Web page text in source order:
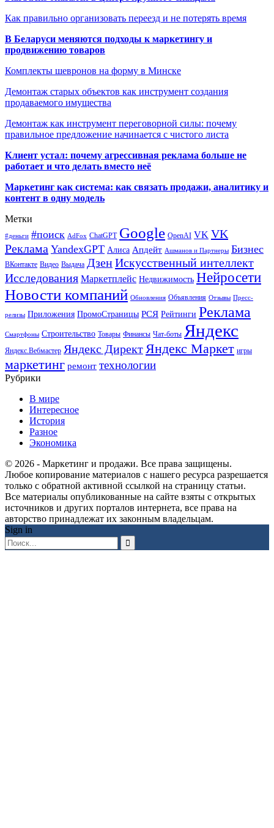
Как правильно организовать переезд и не потерять время
В Беларуси меняются подходы к маркетингу и
продвижению товаров
Комплекты шевронов на форму в Минске
Демонтаж старых объектов как инструмент создания
продаваемого имущества
Демонтаж как инструмент переговорной силы: почему
правильное предложение начинается с чистого листа
Клиент устал: почему агрессивная реклама больше не
работает и что делать вместо неё
Маркетинг как система: как связать продажи, аналитику и
контент в одну модель
Метки
#деньги #поиск AdFox ChatGPT Google OpenAI VK VK
Реклама YandexGPT Алиса Апдейт Ашманов и Партнеры Бизнес
ВКонтакте Видео Выдача ДзенИскусственный интеллект
Исследования Маркетплейс Недвижимость Нейросети
Новости компаний Обновления Объявления Отзывы Пресс-
релизы Приложения ПромоСтраницы РСЯ Рейтинги Реклама
Смартфоны Строительство Товары Финансы Чат-боты Яндекс
Яндекс.Вебмастер Яндекс Директ Яндекс Маркет игры
маркетинг ремонт технологии
Рубрики
В мире
Интересное
История
Разное
Экономика
© 2026 - Маркетинг и продажи. Все права защищены.
Любое копирование материалов с нашего ресурса разрешается
только с обратной активной ссылкой на страницу статьи.
Все материалы опубликованные на сайте взяты с открытых
источников и других порталов интернета, все права на
авторство принадлежат их законным владельцам.
Sign in